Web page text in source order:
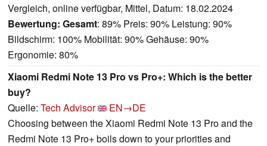
Vergleich, online verfügbar, Mittel, Datum: 18.02.2024
Bewertung: Gesamt: 89% Preis: 90% Leistung: 90%
Bildschirm: 100% Mobilität: 90% Gehäuse: 90%
Ergonomie: 80%
Xiaomi Redmi Note 13 Pro vs Pro+: Which is the better
buy?
Quelle: Tech Advisor
EN→DE
Choosing between the Xiaomi Redmi Note 13 Pro and the
Redmi Note 13 Pro+ boils down to your priorities and